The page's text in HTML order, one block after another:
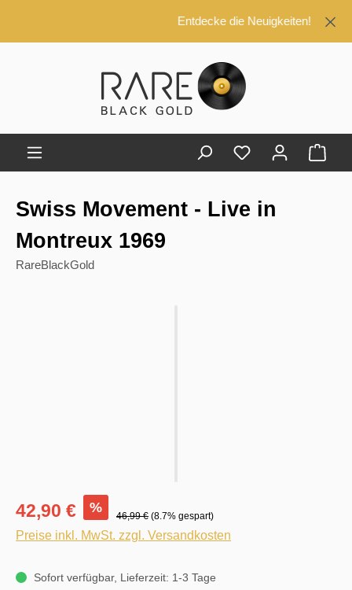
Entdecke die Neuigkeiten!
Swiss Movement - Live in
Montreux 1969
RareBlackGold
42,90 € %
46,99 € (8.7% gespart)
Preise inkl. MwSt. zzgl. Versandkosten
Sofort verfügbar, Lieferzeit: 1-3 Tage